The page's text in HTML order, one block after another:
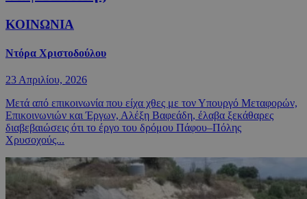
ΚΟΙΝΩΝΙΑ
Ντόρα Χριστοδούλου
23 Απριλίου, 2026
Μετά από επικοινωνία που είχα χθες με τον Υπουργό Μεταφορών,
Επικοινωνιών και Έργων, Αλέξη Βαφεάδη, έλαβα ξεκάθαρες
διαβεβαιώσεις ότι το έργο του δρόμου Πάφου–Πόλης
Χρυσοχούς...